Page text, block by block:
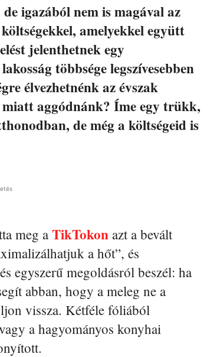
igazából nem is magával az
amelyekkel együtt
jelenthetnek egy
többsége legszívesebben
élvezhetnénk az évszak
aggódnánk? Íme egy trükk,
de még a költségeid is
meg aTikTokon azt a bevált
a hőt”, és
egyszerű megoldásról beszél: ha
abban, hogy a meleg ne a
vissza. Kétféle fóliából
a hagyományos konyhai